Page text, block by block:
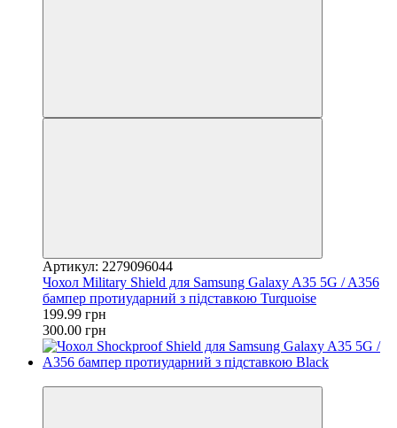
Артикул: 2279096044
Чохол Military Shield для Samsung Galaxy A35 5G / A356
бампер протиударний з підставкою Turquoise
199.99 грн
300.00 грн